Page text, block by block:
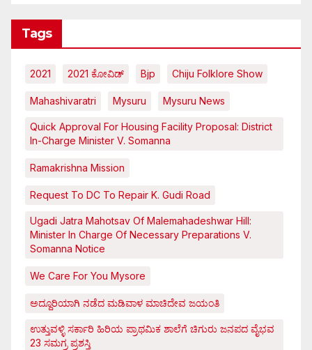
Tags
2021 2021 ಕೋವಿಡ್‌ Bjp Chiju Folklore Show
Mahashivaratri Mysuru Mysuru News
Quick Approval For Housing Facility Proposal: District
In-Charge Minister V. Somanna
Ramakrishna Mission
Request To DC To Repair K. Gudi Road
Ugadi Jatra Mahotsav Of Malemahadeshwar Hill:
Minister In Charge Of Necessary Preparations V.
Somanna Notice
We Care For You Mysore
ಅದ್ದೂರಿಯಾಗಿ ನಡೆದ ಮಡಿವಾಳ ಮಾಚಿದೇವ ಜಯಂತಿ
ಉತ್ತುವಳ್ಳಿ ಸರ್ಕಾರಿ ಹಿರಿಯ ಪ್ರಾಥಮಿಕ ಶಾಲೆಗೆ ಚಿಗುರು ಜನಪದ ವೈಭವ
23 ಸಮಗ್ರ ಪ್ರಶಸ್ತಿ